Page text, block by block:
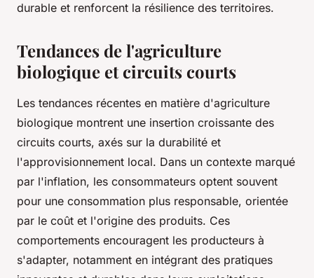
durable et renforcent la résilience des territoires.
Tendances de l'agriculture
biologique et circuits courts
Les tendances récentes en matière d'agriculture
biologique montrent une insertion croissante des
circuits courts, axés sur la durabilité et
l'approvisionnement local. Dans un contexte marqué
par l'inflation, les consommateurs optent souvent
pour une consommation plus responsable, orientée
par le coût et l'origine des produits. Ces
comportements encouragent les producteurs à
s'adapter, notamment en intégrant des pratiques